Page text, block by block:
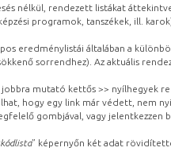
nélkül, rendezett listákat
programok, tanszékek, ill.
eredménylistái általában a
sorrendhez). Az aktuális
mutató kettős >> nyílhegyek
hogy egy link már védett, nem
gombjával, vagy
” képernyőn két adat